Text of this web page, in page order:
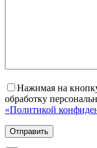
Нажимая на
обработку
«Политикой